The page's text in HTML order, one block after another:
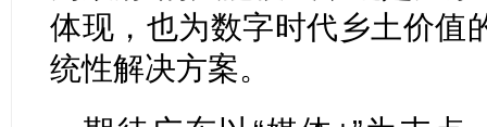
体现，也为数字时代乡土价值
统性解决方案。